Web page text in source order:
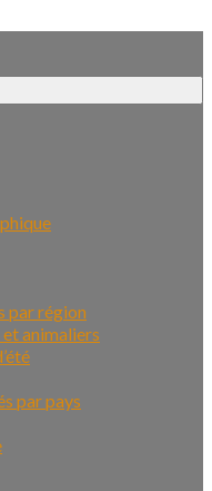
par région
animaliers
par pays